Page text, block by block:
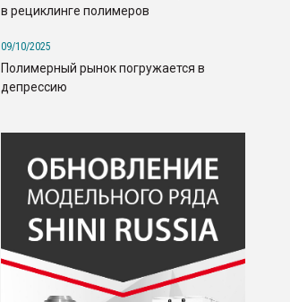
в рециклинге полимеров
09/10/2025
Полимерный рынок погружается в
депрессию